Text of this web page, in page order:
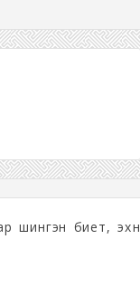
шингэн биет, эхүүн